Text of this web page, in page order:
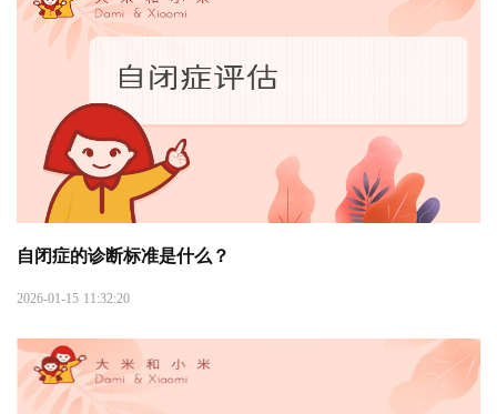
自闭症的诊断标准是什么？
2026-01-15 11:32:20